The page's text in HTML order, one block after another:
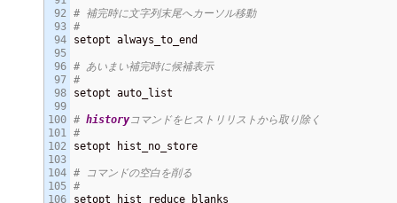
92
93
94
95
96
97
98
99
100
101
102
103
104
105
106
# 補完時に文字列末尾へカーソル移動
#
setopt always_to_end
# あいまい補完時に候補表示
#
setopt auto_list
# historyコマンドをヒストリリストから取り除く
#
setopt hist_no_store
# コマンドの空白を削る
#
setopt hist_reduce_blanks